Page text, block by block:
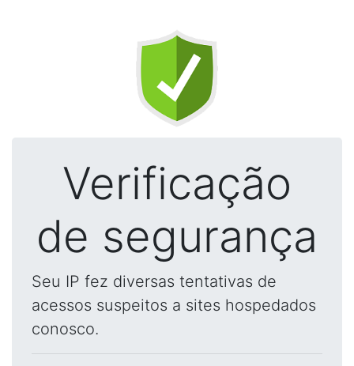
Verificação
de segurança
Seu IP fez diversas tentativas de
acessos suspeitos a sites hospedados
conosco.